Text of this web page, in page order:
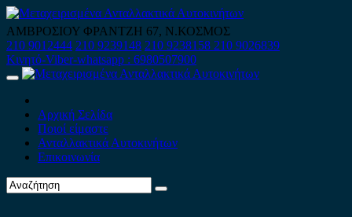
Skip
to
content
ΑΜΒΡΟΣΙΟΥ ΦΡΑΝΤΖΗ 67, Ν.ΚΟΣΜΟΣ
210 9012444 210 9239148 210 9238158 210 9026839
Κινητό-Viber-whatsapp : 6980507900
Primary
Αρχική Σελίδα
Ποιοί είμαστε
Ανταλλακτικά Αυτοκινήτων
Επικοινωνία